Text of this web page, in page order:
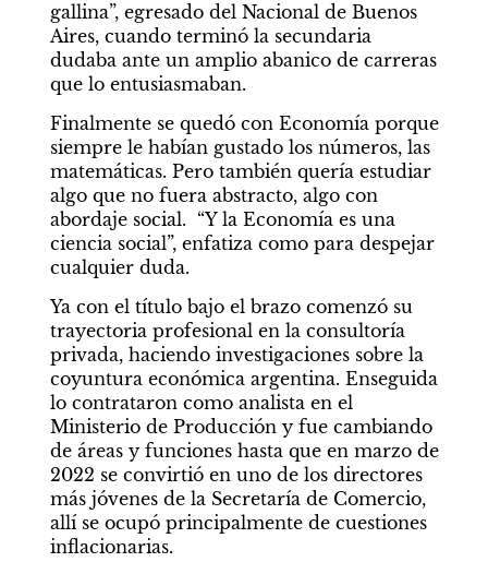
gallina”, egresado del Nacional de Buenos
Aires, cuando terminó la secundaria
dudaba ante un amplio abanico de carreras
que lo entusiasmaban.
Finalmente se quedó con Economía porque
siempre le habían gustado los números, las
matemáticas. Pero también quería estudiar
algo que no fuera abstracto, algo con
abordaje social.  “Y la Economía es una
ciencia social”, enfatiza como para despejar
cualquier duda.
Ya con el título bajo el brazo comenzó su
trayectoria profesional en la consultoría
privada, haciendo investigaciones sobre la
coyuntura económica argentina. Enseguida
lo contrataron como analista en el
Ministerio de Producción y fue cambiando
de áreas y funciones hasta que en marzo de
2022 se convirtió en uno de los directores
más jóvenes de la Secretaría de Comercio,
allí se ocupó principalmente de cuestiones
inflacionarias.